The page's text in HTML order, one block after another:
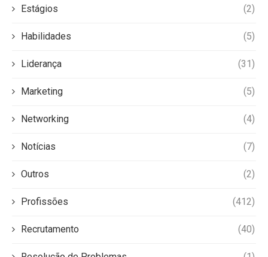
Estágios (2)
Habilidades (5)
Liderança (31)
Marketing (5)
Networking (4)
Notícias (7)
Outros (2)
Profissões (412)
Recrutamento (40)